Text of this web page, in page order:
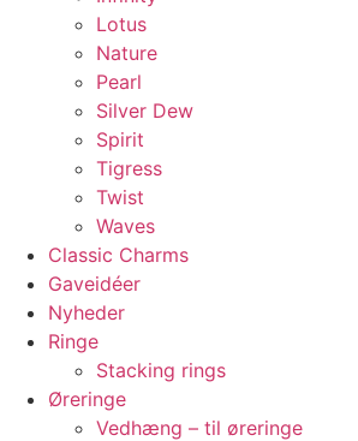
Lotus
Nature
Pearl
Silver Dew
Spirit
Tigress
Twist
Waves
Classic Charms
Gaveidéer
Nyheder
Ringe
Stacking rings
Øreringe
Vedhæng – til øreringe